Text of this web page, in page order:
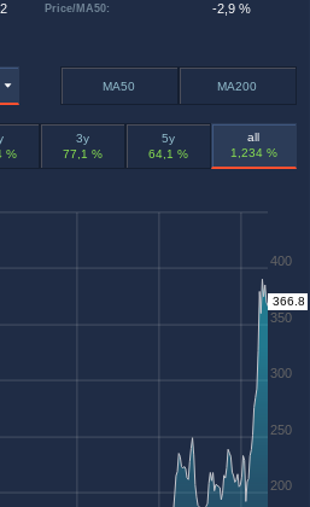
Price/MA50: -2,9 %
MA50 MA200
%
3y
77,1 %
5y
64,1 %
all
1,234 %
200
250
300
350
400
366.8